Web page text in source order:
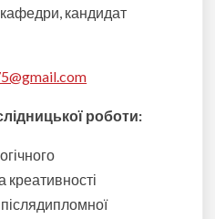
кандидат
роботи:
креативності